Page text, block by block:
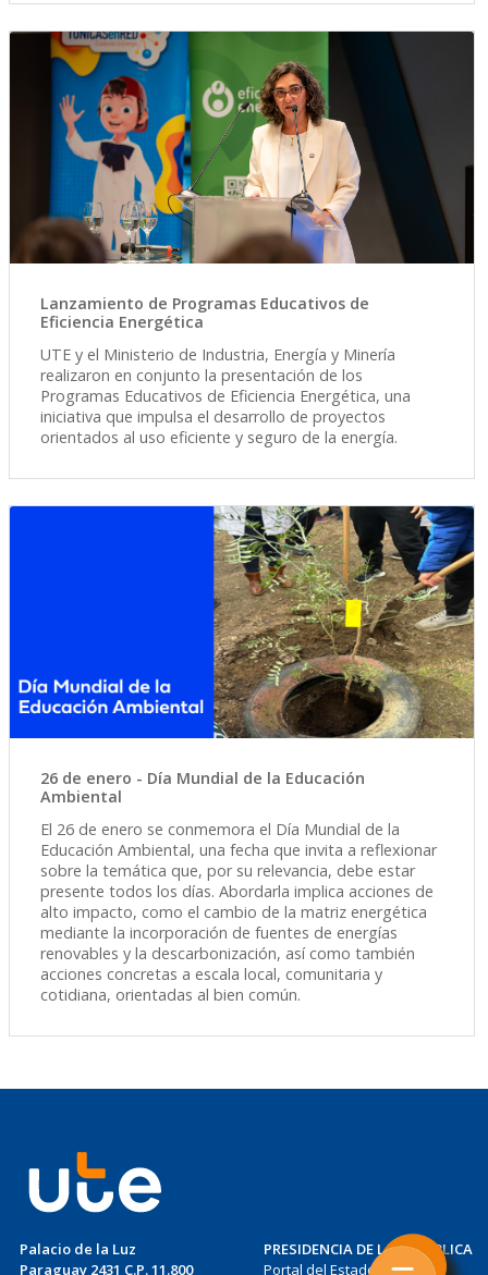
Lanzamiento de Programas Educativos de
Eficiencia Energética
UTE y el Ministerio de Industria, Energía y Minería
realizaron en conjunto la presentación de los
Programas Educativos de Eficiencia Energética, una
iniciativa que impulsa el desarrollo de proyectos
orientados al uso eficiente y seguro de la energía.
26 de enero - Día Mundial de la Educación
Ambiental
El 26 de enero se conmemora el Día Mundial de la
Educación Ambiental, una fecha que invita a reflexionar
sobre la temática que, por su relevancia, debe estar
presente todos los días. Abordarla implica acciones de
alto impacto, como el cambio de la matriz energética
mediante la incorporación de fuentes de energías
renovables y la descarbonización, así como también
acciones concretas a escala local, comunitaria y
cotidiana, orientadas al bien común.
Palacio de la Luz
Paraguay 2431 C.P. 11.800
PRESIDENCIA DE LA REPÚBLICA
Portal del Estado Uruguayo